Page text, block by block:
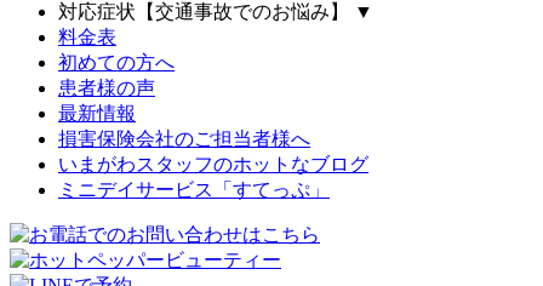
対応症状【交通事故でのお悩み】
▼
料金表
初めての方へ
患者様の声
最新情報
損害保険会社のご担当者様へ
いまがわスタッフのホットなブログ
ミニデイサービス「すてっぷ」